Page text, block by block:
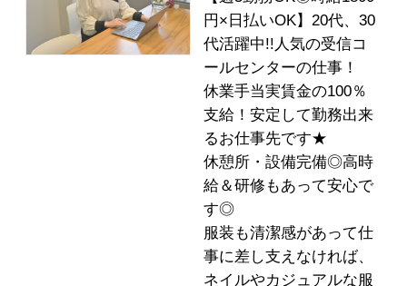
円×日払いOK】20代、30
代活躍中!!人気の受信コ
ールセンターの仕事！
休業手当実賃金の100％
支給！安定して勤務出来
るお仕事先です★
休憩所・設備完備◎高時
給＆研修もあって安心で
す◎
服装も清潔感があって仕
事に差し支えなければ、
ネイルやカジュアルな服